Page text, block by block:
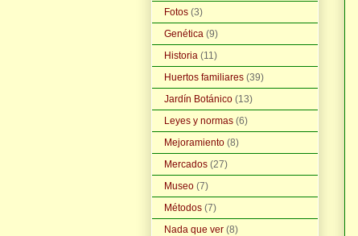
Fotos (3)
Genética (9)
Historia (11)
Huertos familiares (39)
Jardín Botánico (13)
Leyes y normas (6)
Mejoramiento (8)
Mercados (27)
Museo (7)
Métodos (7)
Nada que ver (8)